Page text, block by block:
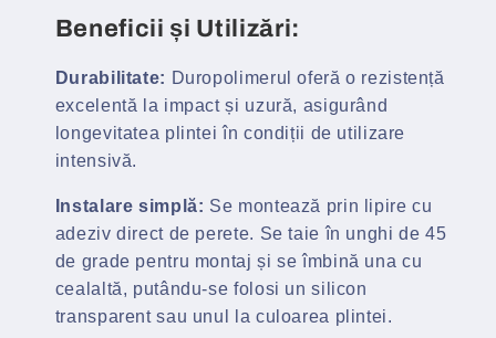
Beneficii și Utilizări:
Durabilitate: Duropolimerul oferă o rezistență
excelentă la impact și uzură, asigurând
longevitatea plintei în condiții de utilizare
intensivă.
Instalare simplă: Se montează prin lipire cu
adeziv direct de perete. Se taie în unghi de 45
de grade pentru montaj și se îmbină una cu
cealaltă, putându-se folosi un silicon
transparent sau unul la culoarea plintei.